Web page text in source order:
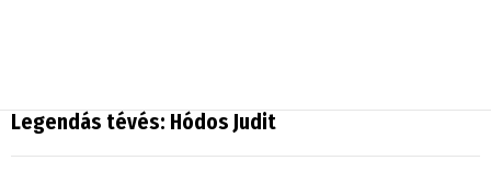
Legendás tévés: Hódos Judit